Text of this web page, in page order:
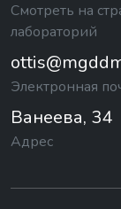
Смотреть на
лабораторий
Электронная
Ванеева, 34
Адрес